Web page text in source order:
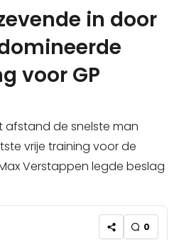
in door
voor GP
afstand de snelste man
vrije training voor de
Verstappen legde beslag
0